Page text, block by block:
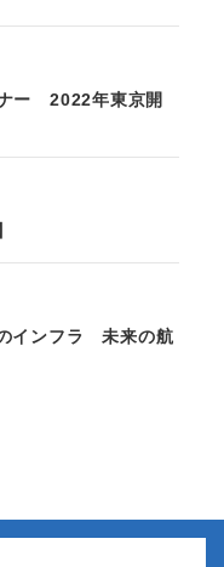
ー 2022年東京開
インフラ 未来の航